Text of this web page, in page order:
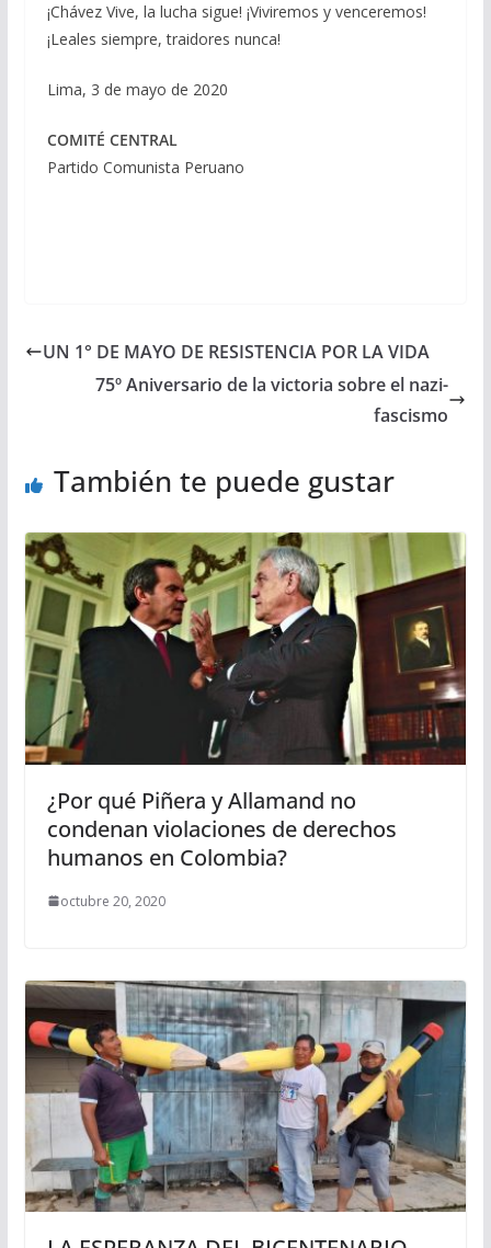
¡Chávez Vive, la lucha sigue! ¡Viviremos y venceremos!
¡Leales siempre, traidores nunca!
Lima, 3 de mayo de 2020
COMITÉ CENTRAL
Partido Comunista Peruano
UN 1° DE MAYO DE RESISTENCIA POR LA VIDA
75º Aniversario de la victoria sobre el nazi-
fascismo
También te puede gustar
¿Por qué Piñera y Allamand no
condenan violaciones de derechos
humanos en Colombia?
octubre 20, 2020